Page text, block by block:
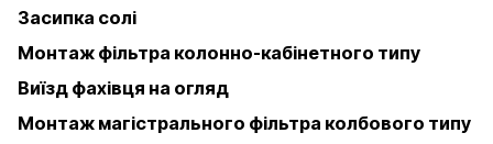
Засипка солі
Монтаж фільтра колонно-кабінетного типу
Виїзд фахівця на огляд
Монтаж магістрального фільтра колбового типу